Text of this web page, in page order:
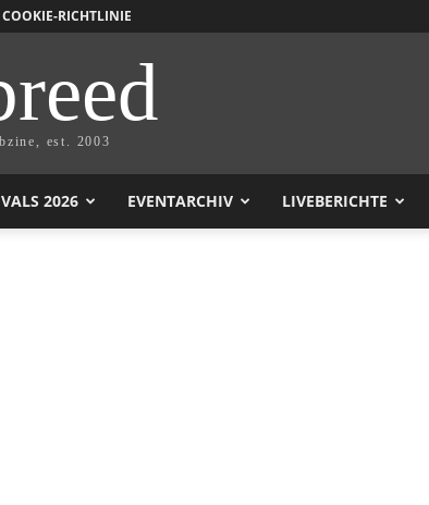
COOKIE-RICHTLINIE
est. 2003
2026 EVENTARCHIV LIVEBERICHTE